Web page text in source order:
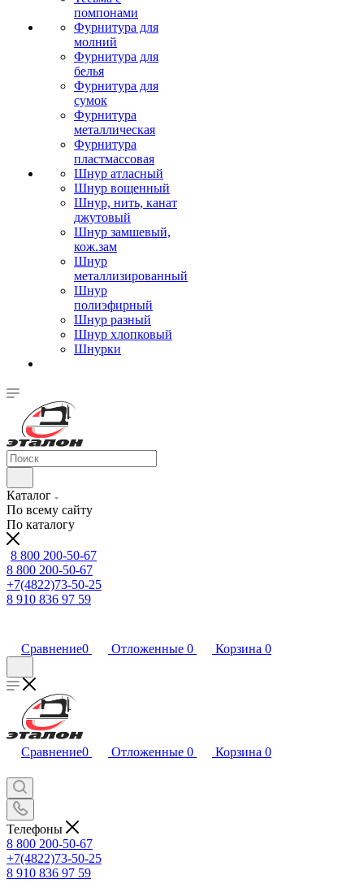
помпонами
Фурнитура для
молний
Фурнитура для
белья
Фурнитура для
сумок
Фурнитура
металлическая
Фурнитура
пластмассовая
Шнур атласный
Шнур вощенный
Шнур, нить, канат
джутовый
Шнур замшевый,
кож.зам
Шнур
металлизированный
Шнур
полиэфирный
Шнур разный
Шнур хлопковый
Шнурки
Каталог
По всему сайту
По каталогу
8 800 200-50-67
8 800 200-50-67
+7(4822)73-50-25
8 910 836 97 59
Сравнение0 Отложенные 0 Корзина 0
Сравнение0 Отложенные 0 Корзина 0
Телефоны
8 800 200-50-67
+7(4822)73-50-25
8 910 836 97 59